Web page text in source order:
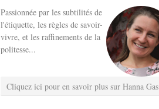
Passionnée par les subtilités de
l'étiquette, les règles de savoir-
vivre, et les raffinements de la
politesse...
Cliquez ici pour en savoir plus sur Hanna Gas